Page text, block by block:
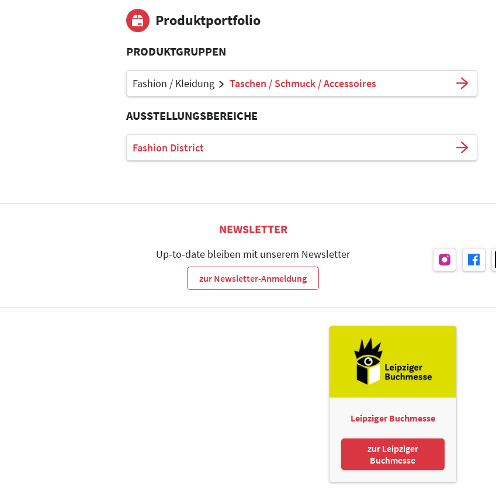
Produktportfolio
PRODUKTGRUPPEN
Fashion / Kleidung Taschen / Schmuck / Accessoires
AUSSTELLUNGSBEREICHE
Fashion District
NEWSLETTER
Up-to-date bleiben mit unserem Newsletter
zur Newsletter-Anmeldung
Leipziger Buchmesse
zur Leipziger
Buchmesse